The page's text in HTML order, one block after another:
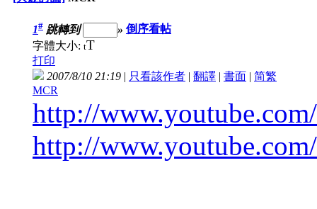
1# 跳轉到 » 倒序看帖
字體大小: tT
打印
2007/8/10 21:19 | 只看該作者 | 翻譯 | 書面 | 简繁
MCR
http://
http://